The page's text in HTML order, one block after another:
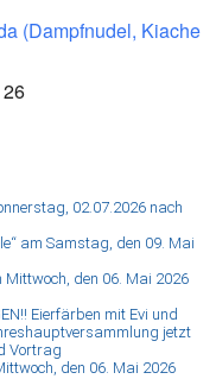
(Dampfnudel, Kiache
02.07.2026 nach
am Samstag, den 09. Mai
den 06. Mai 2026
Eierfärben mit Evi und
jetzt
Vortrag
den 06. Mai 2026